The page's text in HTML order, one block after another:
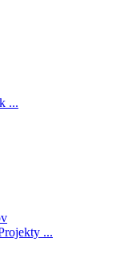
...
...